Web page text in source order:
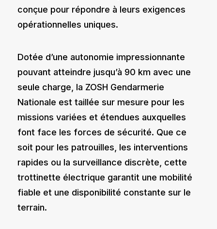
conçue pour répondre à leurs exigences
opérationnelles uniques.
Dotée d’une autonomie impressionnante
pouvant atteindre jusqu’à 90 km avec une
seule charge, la ZOSH Gendarmerie
Nationale est taillée sur mesure pour les
missions variées et étendues auxquelles
font face les forces de sécurité. Que ce
soit pour les patrouilles, les interventions
rapides ou la surveillance discrète, cette
trottinette électrique garantit une mobilité
fiable et une disponibilité constante sur le
terrain.